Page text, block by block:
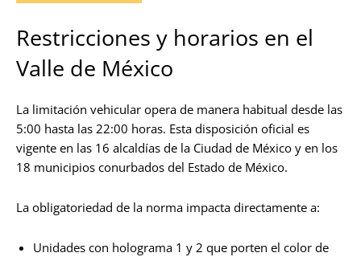
Restricciones y horarios en el
Valle de México
La limitación vehicular opera de manera habitual desde las
5:00 hasta las 22:00 horas. Esta disposición oficial es
vigente en las 16 alcaldías de la Ciudad de México y en los
18 municipios conurbados del Estado de México.
La obligatoriedad de la norma impacta directamente a:
Unidades con holograma 1 y 2 que porten el color de